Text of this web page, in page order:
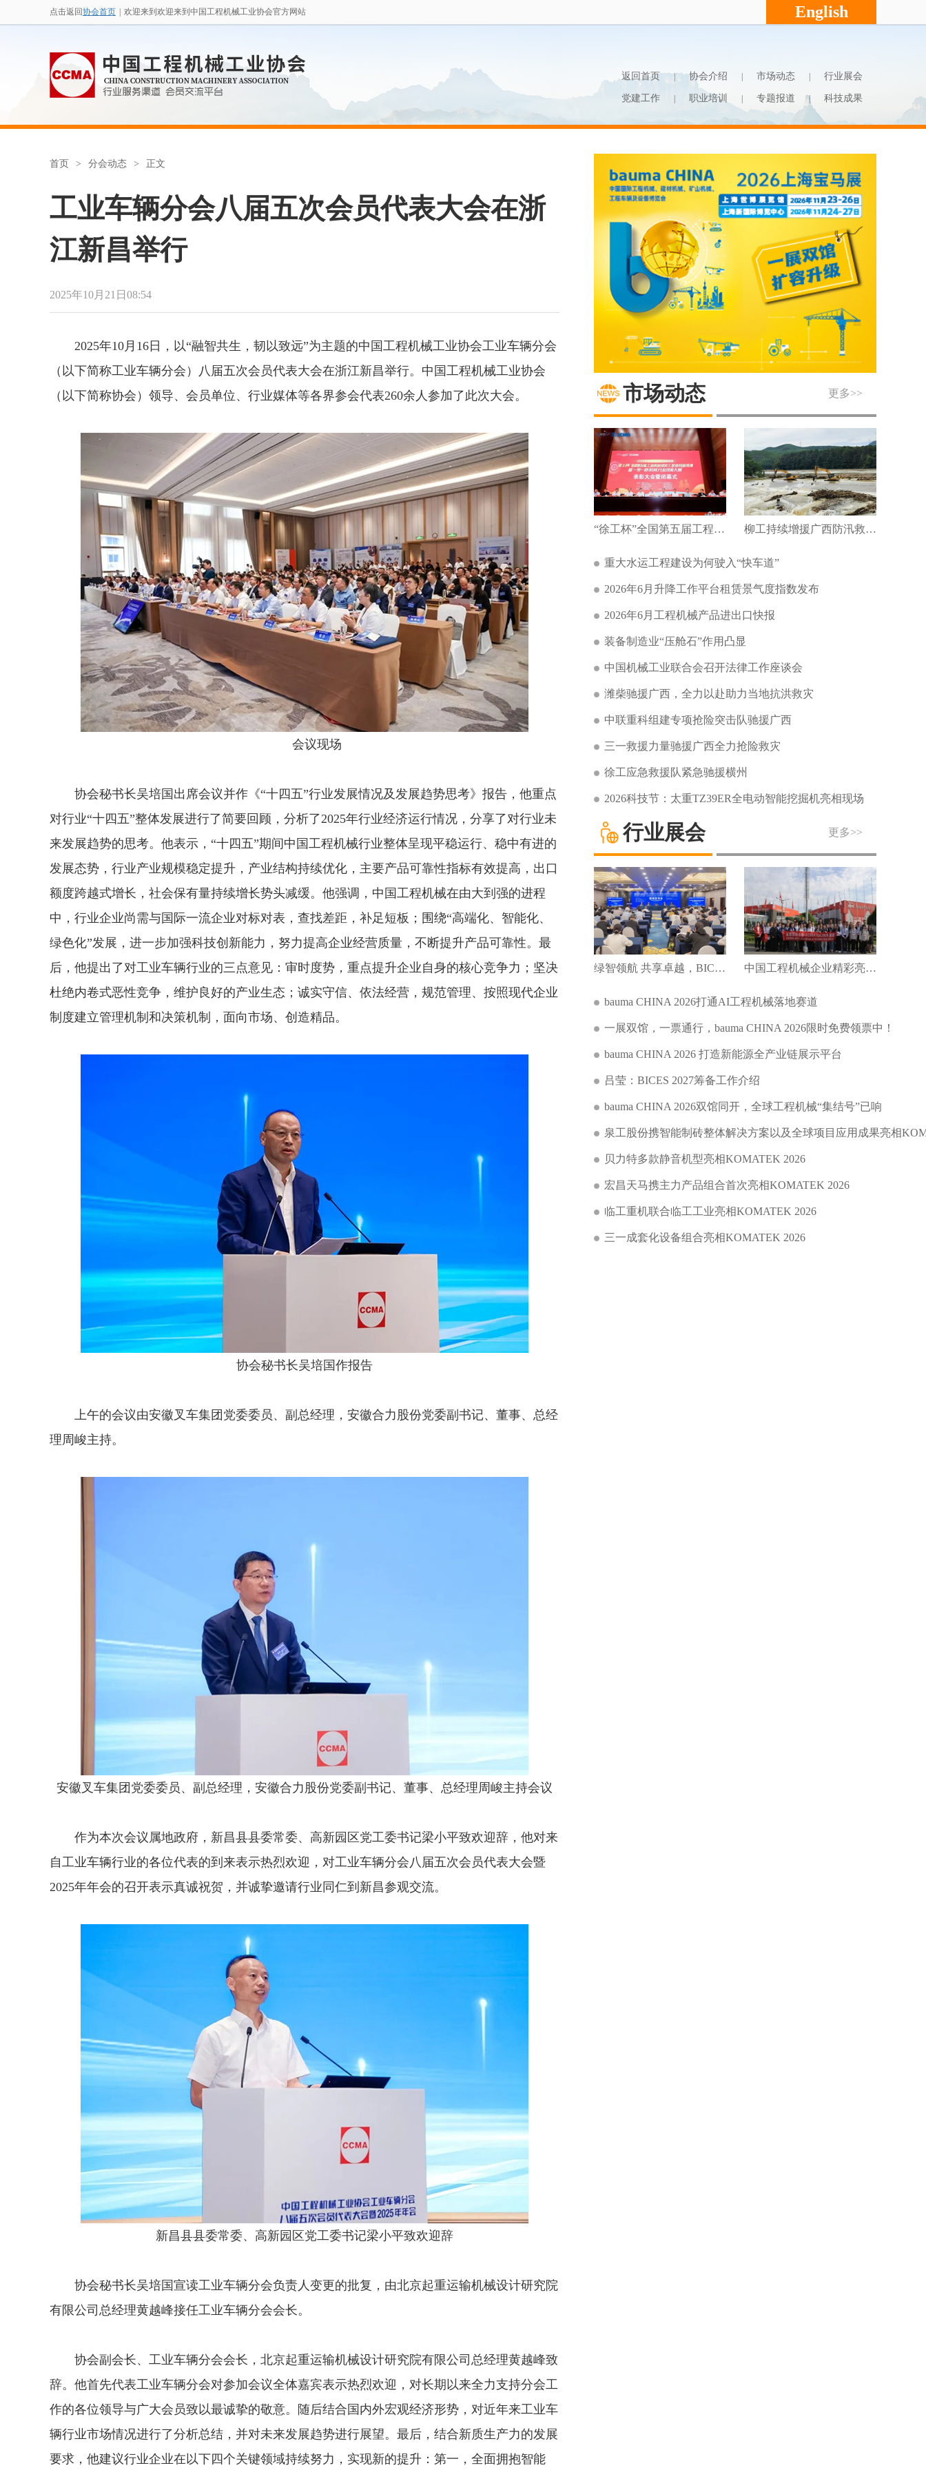
点击返回协会首页 欢迎来到欢迎来到中国工程机械工业协会官方网站 English
返回首页 协会介绍 市场动态 行业展会
党建工作 职业培训 专题报道 | 科技成果
首页 > 分会动态 > 正文
工业车辆分会八届五次会员代表大会在浙
江新昌举行
2025年10月21日08:54
2025年10月16日，以“融智共生，韧以致远”为主题的中国工程机械工业协会工业车辆分会
（以下简称工业车辆分会）八届五次会员代表大会在浙江新昌举行。中国工程机械工业协会
（以下简称协会）领导、会员单位、行业媒体等各界参会代表260余人参加了此次大会。
会议现场
协会秘书长吴培国出席会议并作《“十四五”行业发展情况及发展趋势思考》报告，他重点
对行业“十四五”整体发展进行了简要回顾，分析了2025年行业经济运行情况，分享了对行业未
来发展趋势的思考。他表示，“十四五”期间中国工程机械行业整体呈现平稳运行、稳中有进的
发展态势，行业产业规模稳定提升，产业结构持续优化，主要产品可靠性指标有效提高，出口
额度跨越式增长，社会保有量持续增长势头减缓。他强调，中国工程机械在由大到强的进程
中，行业企业尚需与国际一流企业对标对表，查找差距，补足短板；围绕“高端化、智能化、
绿色化”发展，进一步加强科技创新能力，努力提高企业经营质量，不断提升产品可靠性。最
后，他提出了对工业车辆行业的三点意见：审时度势，重点提升企业自身的核心竞争力；坚决
杜绝内卷式恶性竞争，维护良好的产业生态；诚实守信、依法经营，规范管理、按照现代企业
制度建立管理机制和决策机制，面向市场、创造精品。
协会秘书长吴培国作报告
上午的会议由安徽叉车集团党委委员、副总经理，安徽合力股份党委副书记、董事、总经
理周峻主持。
安徽叉车集团党委委员、副总经理，安徽合力股份党委副书记、董事、总经理周峻主持会议
作为本次会议属地政府，新昌县县委常委、高新园区党工委书记梁小平致欢迎辞，他对来
自工业车辆行业的各位代表的到来表示热烈欢迎，对工业车辆分会八届五次会员代表大会暨
2025年年会的召开表示真诚祝贺，并诚挚邀请行业同仁到新昌参观交流。
新昌县县委常委、高新园区党工委书记梁小平致欢迎辞
协会秘书长吴培国宣读工业车辆分会负责人变更的批复，由北京起重运输机械设计研究院
有限公司总经理黄越峰接任工业车辆分会会长。
协会副会长、工业车辆分会会长，北京起重运输机械设计研究院有限公司总经理黄越峰致
辞。他首先代表工业车辆分会对参加会议全体嘉宾表示热烈欢迎，对长期以来全力支持分会工
作的各位领导与广大会员致以最诚挚的敬意。随后结合国内外宏观经济形势，对近年来工业车
辆行业市场情况进行了分析总结，并对未来发展趋势进行展望。最后，结合新质生产力的发展
要求，他建议行业企业在以下四个关键领域持续努力，实现新的提升：第一，全面拥抱智能
市场动态 更多>>
“徐工杯”全国第五届工程机械维修工职业技能竞赛暨“一带一路”机械行业技能大赛圆满落幕 柳工持续增援广西防汛救灾及灾后重建
重大水运工程建设为何驶入“快车道”
2026年6月升降工作平台租赁景气度指数发布
2026年6月工程机械产品进出口快报
装备制造业“压舱石”作用凸显
中国机械工业联合会召开法律工作座谈会
潍柴驰援广西，全力以赴助力当地抗洪救灾
中联重科组建专项抢险突击队驰援广西
三一救援力量驰援广西全力抢险救灾
徐工应急救援队紧急驰援横州
2026科技节：太重TZ39ER全电动智能挖掘机亮相现场
行业展会 更多>>
绿智领航 共享卓越，BICES 2027新闻发布会在京召开 中国工程机械企业精彩亮相第十八届土耳其工程机械展（KOMATEK2026）
bauma CHINA 2026打通AI工程机械落地赛道
一展双馆，一票通行，bauma CHINA 2026限时免费领票中！
bauma CHINA 2026 打造新能源全产业链展示平台
吕莹：BICES 2027筹备工作介绍
bauma CHINA 2026双馆同开，全球工程机械“集结号”已响
泉工股份携智能制砖整体解决方案以及全球项目应用成果亮相
贝力特多款静音机型亮相KOMATEK 2026
宏昌天马携主力产品组合首次亮相KOMATEK 2026
临工重机联合临工工业亮相KOMATEK 2026
三一成套化设备组合亮相KOMATEK 2026